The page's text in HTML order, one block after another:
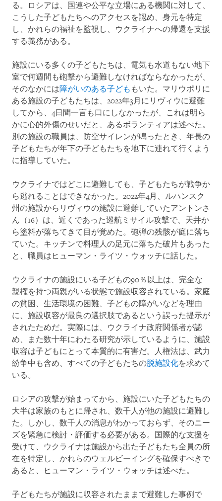
る。ロシアは、国連や公平な立場にある機関に対して、
こうした子どもたちへのアクセスを認め、身元を特定
し、かれらの福祉を監視し、ウクライナへの帰還を支援
する義務がある。
施設にいる多くの子どもたちは、電気も水道もない地下
室で何週間も砲撃から避難しなければならなかったが、
そのなかには障がいのある子ども もいた。マリウポリに
ある施設の子どもたちは、2022年3月にリヴィウに避難
してから、4日間一言も口にしなかったが、これは明ら
かに心的外傷のせいだと、あるボランティアは述べた。
別の施設の職員は、防空サイレンが鳴ったとき、年長の
子どもたちが年下の子どもたちを地下に連れて行くよう
に指導していた。
ウクライナではどこに避難しても、子どもたちが戦争か
ら逃れることはできなかった。2022年4月、ルハンスク
州の施設からリヴィウの施設に避難していたアントンさ
ん（16）は、近くであった巡航ミサイル攻撃で、天井か
ら塗料が落ちてきて目が覚めた。砲弾の残骸が庭に落ち
ていた。キッチンで料理人の足元に落ちた破片もあった
と、職員はヒューマン・ライツ・ウォッチに話した。
ウクライナの施設にいる子どもの90％以上は、完全な
親権を持つ両親がいる状態で施設収容されている。家庭
の貧困、生活環境の困難、子どもの障がいなどを理由
に、施設収容が最良の選択肢であるという誤った提示が
されたためだ。実際には、ウクライナ政府関係者が認
め、また数十年にわたる研究が示しているように、施設
収容は子どもにとって本質的に有害だ。人権法は、武力
紛争中も含め、すべての子どもたちの脱施設化を求めて
いる。
ロシアの攻撃が始まってから、施設にいた子どもたちの
大半は家族のもとに帰され、数千人が他の施設に避難し
た。しかし、数千人の消息がわかっておらず、そのニー
ズを緊急に検討・評価する必要がある。国際的な支援を
受けて、ウクライナは施設から出た子どもたち全員の所
在を特定し、かれらのウェルビーイングを確保すべきで
あると、ヒューマン・ライツ・ウォッチは述べた。
子どもたちが施設に収容されたままで避難した事例で